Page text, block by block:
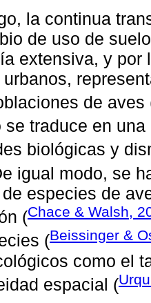
la continua
de uso de
extensiva, y por
de aves
se traduce en
biológicas y
igual modo, se
especies de
(Chace & Walsh,
(Beissinger &
como el
espacial (